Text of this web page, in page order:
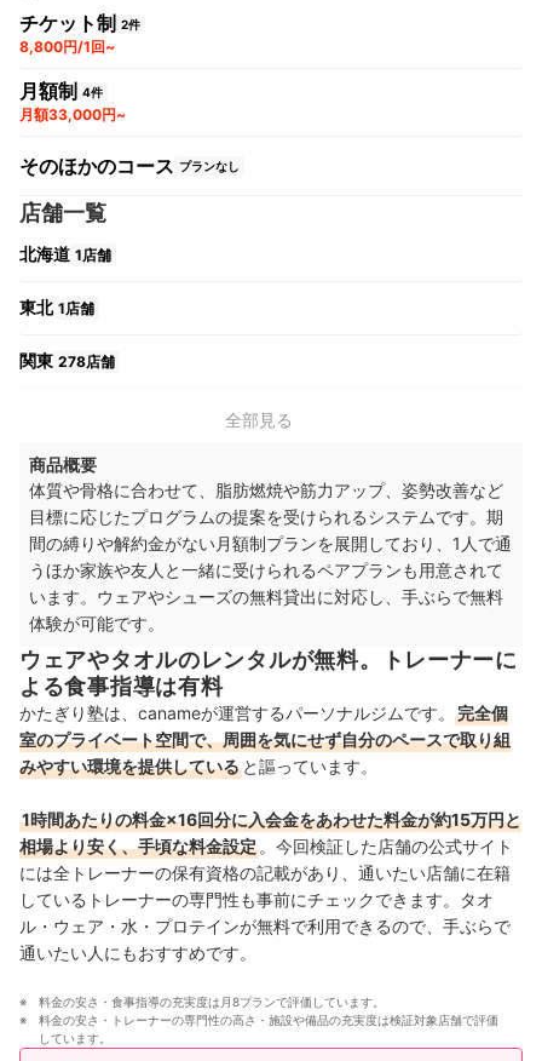
チケット制 2件
8,800円/1回~
月額制 4件
月額33,000円~
そのほかのコース プランなし
店舗一覧
北海道 1店舗
東北 1店舗
関東 278店舗
関西 36店舗
全部見る
商品概要
体質や骨格に合わせて、脂肪燃焼や筋力アップ、姿勢改善など
目標に応じたプログラムの提案を受けられるシステムです。期
間の縛りや解約金がない月額制プランを展開しており、1人で通
うほか家族や友人と一緒に受けられるペアプランも用意されて
います。ウェアやシューズの無料貸出に対応し、手ぶらで無料
体験が可能です。
ウェアやタオルのレンタルが無料。トレーナーに
よる食事指導は有料
かたぎり塾は、canameが運営するパーソナルジムです。
完全個
室のプライベート空間で、周囲を気にせず自分のペースで取り組
みやすい環境を提供している と謳っています。
1時間あたりの料金×16回分に入会金をあわせた料金が約15万円と
相場より安く、手頃な料金設定。今回検証した店舗の公式サイト
には全トレーナーの保有資格の記載があり、通いたい店舗に在籍
しているトレーナーの専門性も事前にチェックできます。タオ
ル・ウェア・水・プロテインが無料で利用できるので、手ぶらで
通いたい人にもおすすめです。
料金の安さ・食事指導の充実度は月8プランで評価しています。
料金の安さ・トレーナーの専門性の高さ・施設や備品の充実度は検証対象店舗で評価
しています。